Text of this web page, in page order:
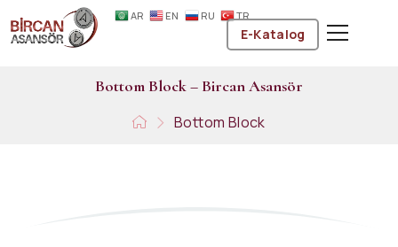
AR EN RU TR
E-Katalog
Bottom Block– BircanAsansör
Bottom Block